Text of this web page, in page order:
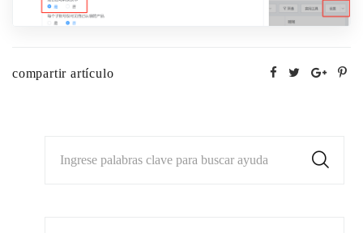
compartir artículo
Ingrese palabras clave para buscar ayuda